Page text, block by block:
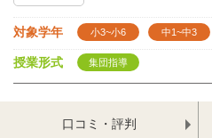
対象学年 小3~小6 中1~中3
授業形式 集団指導
口コミ・評判